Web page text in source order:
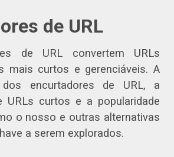
de URL
de URL convertem URLs
mais curtos e gerenciáveis. A
dos encurtadores de URL, a
URLs curtos e a popularidade
o nosso e outras alternativas
a serem explorados.